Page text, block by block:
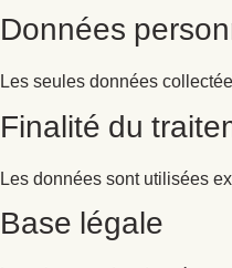
Données
Les seules données
Finalité du
Les données sont utilisées
Base légale